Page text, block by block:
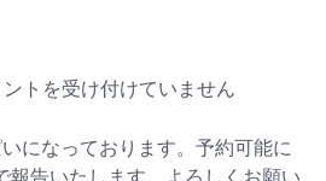
ントを受け付けていません
になっております。予約可能に